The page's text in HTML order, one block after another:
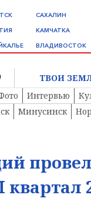
САХАЛИН
КАМЧАТКА
ВЛАДИВОСТОК
ТВОИ
Интервью
Минусинск